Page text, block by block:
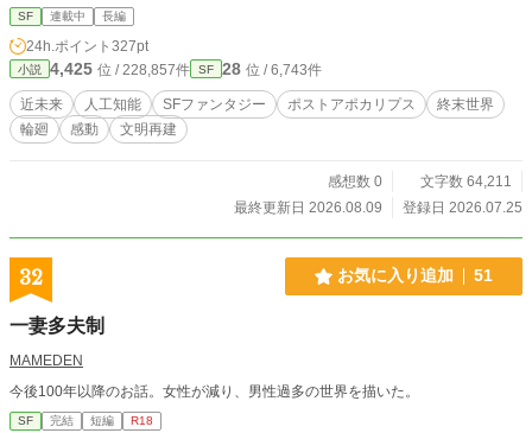
中で、名もなき鼓動、「心」へと昇華していった。 これは、
滅びの先に始まる再生の物語。 祈りがAIに魂を宿し、愛と約
束を紡いでいく、“ふたり”の銀河叙事詩。
SF 連載中 長編
24h.ポイント 327pt
小説 4,425 位 / 228,857件 SF 28 位 / 6,743件
近未来 人工知能 SFファンタジー ポストアポカリプス
終末世界
輪廻
感動 文明再建
感想数 0
文字数 64,211
最終更新日 2026.08.09
登録日 2026.07.25
32 お気に入り追加 51
一妻多夫制
MAMEDEN
今後100年以降のお話。女性が減り、男性過多の世界を描いた。
SF 完結 短編 R18